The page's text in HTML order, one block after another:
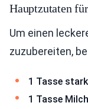
Hauptzutaten
Um einen
zuzubereiten,
1 Tasse
1 Tasse